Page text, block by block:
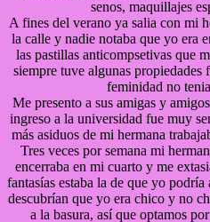
senos, maquillajes
A fines del verano ya salia con mi
la calle y nadie notaba que yo era
las pastillas anticompsetivas que
siempre tuve algunas
feminidad no
Me presento a sus amigas y
ingreso a la universidad fue muy
más asiduos de mi hermana
Tres veces por semana mi
encerraba en mi cuarto y me
fantasías estaba la de que yo
descubrían que yo era chico y no
a la basura, así que optamos